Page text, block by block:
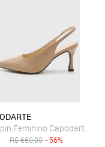
Nude
Feminino Capodarte
R$660,00 - 56%